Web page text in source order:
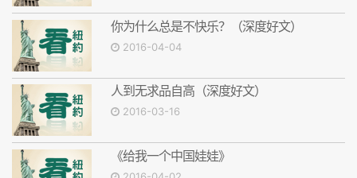
你为什么总是不快乐？（深度好文）
2016-04-04
人到无求品自高（深度好文）
2016-03-16
《给我一个中国娃娃》